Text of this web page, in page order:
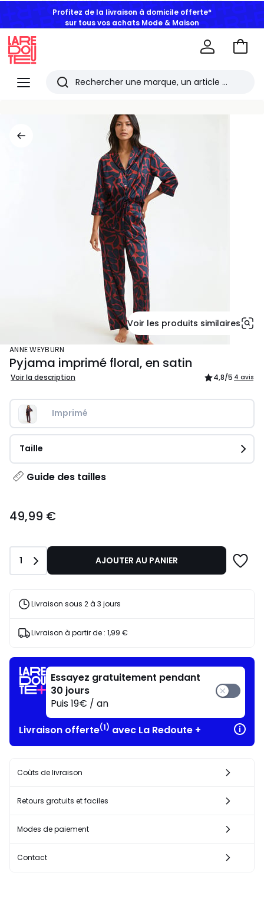
Profitez de la livraison à domicile offerte*
sur tous vos achats Mode & Maison
Menu
Redoute
Rechercher
consultés
Aller
Voir les produits similaires
ANNE WEYBURN
Pyjama imprimé floral, en satin
Voir la description 4,8/5 4 avis
Imprimé
Taille
Guide des tailles
€.
49,99 €
Quantité
1 AJOUTER AU PANIER
Livraison sous 2 à 3 jours
Livraison à partir de : 1,99 €
Essayez gratuitement pendant
30 jours
Puis 19€ / an
Livraison offerte(1) avec La Redoute +
Coûts de livraison
Retours gratuits et faciles
Modes de paiement
Contact